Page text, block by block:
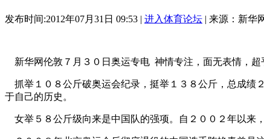
发布时间:2012年07月31日 09:53 | 进入体育论坛 | 来源：新华
新华网伦敦７月３０日奥运专电 神情专注，面无表情，超
抓举１０８公斤破奥运会纪录，挺举１３８公斤，总成绩
于自己的历史。
女举５８公斤级向来是中国队的强项。自２００２年以来